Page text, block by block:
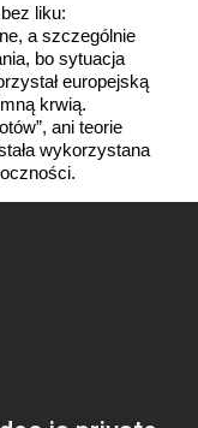
liku:
a szczególnie
bo sytuacja
europejską
krwią.
ani teorie
wykorzystana